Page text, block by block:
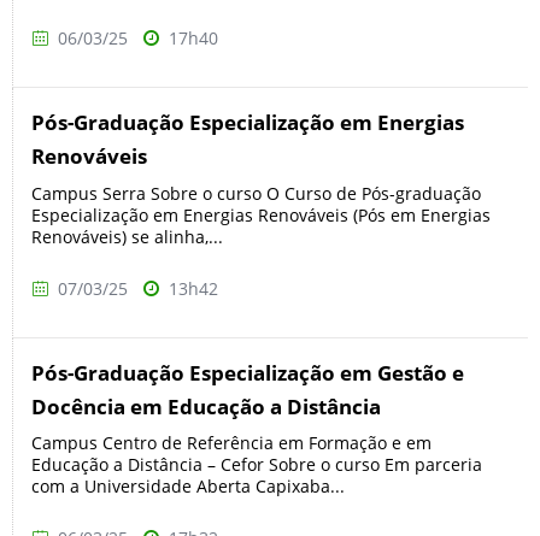
06/03/25 17h40
Pós-Graduação Especialização em Energias
Renováveis
Campus Serra Sobre o curso O Curso de Pós-graduação
Especialização em Energias Renováveis (Pós em Energias
Renováveis) se alinha,...
07/03/25 13h42
Pós-Graduação Especialização em Gestão e
Docência em Educação a Distância
Campus Centro de Referência em Formação e em
Educação a Distância – Cefor Sobre o curso Em parceria
com a Universidade Aberta Capixaba...